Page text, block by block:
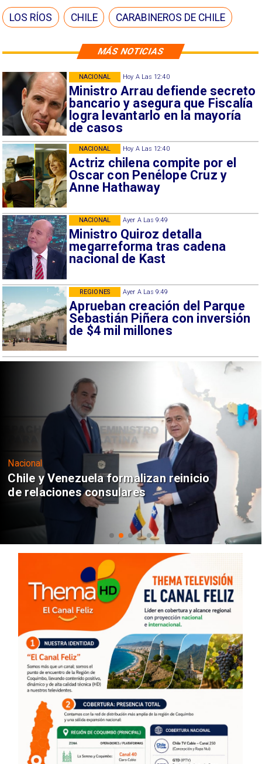
MÁS NOTICIAS
Hoy A Las 12:40
Ministro Arrau defiende secreto
bancario y asegura que Fiscalía
logra levantarlo en la mayoría
de casos
NACIONAL
Hoy A Las 12:40
Actriz chilena compite por el
Oscar con Penélope Cruz y
Anne Hathaway
NACIONAL
Ayer A Las 9:49
Ministro Quiroz detalla
megarreforma tras cadena
nacional de Kast
NACIONAL
Ayer A Las 9:49
Aprueban creación del Parque
Sebastián Piñera con inversión
de $4 mil millones
REGIONES
LOS RÍOS CHILE CARABINEROS DE CHILE
Nacional
Chile y Venezuela formalizan reinicio
de relaciones consulares